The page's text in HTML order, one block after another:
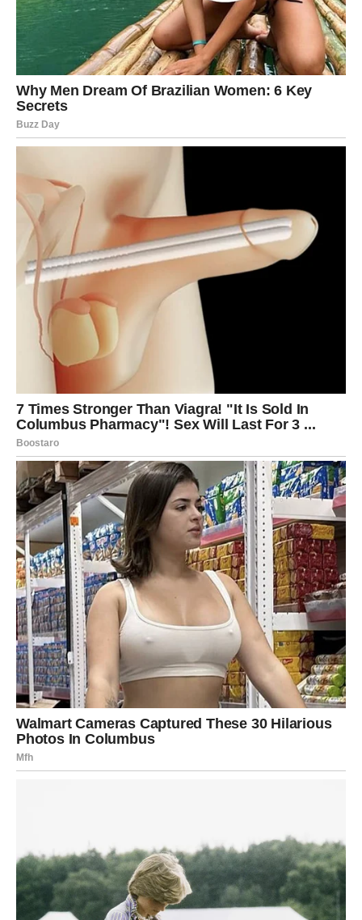
nešto pomera u vašu korist. Za Rakove koji rade privatno
ili porodični posao, ovo je vreme kada sedonose mudre i
oprezne odluke.
NOVAC – STABILIZACIJA I
OLAKŠANJE
Finansijska situacija Rakova u ovom periodu ide ka
postepenom smirenju
. Možda ste u prethodnom periodu
brinuli zbog novca, ali sada dolazi osećaj da se stvari
polako dovode u red. Ovo nije vreme velikih rizika, već
pametnog upravljanja i planiranja.
Mogući su troškovi vezani za dom, porodicu ili obaveze,
ali isto tako i vest koja donosi olakšanje
ili dogovor koji vam vraća osećaj sigurnosti. Zvezde
savetuju da se oslonite na proverene izvore prihoda i da
ne pozajmljujete više nego što možete da vratite.
PORODICA I BLISKI ODNOSI –
EMOTIVNO ČIŠĆENJE
Porodica je u centru zbivanja. Rakovi mogu imati potrebu
da se povuku, razmisle i sagledaju odnose koji ih
okružuju. Mogući su emotivni razgovori, prisećanja i
razrešenja starih tema koje su vas dugo bolele.
Vi sada imate snagu daoproštajem oslobodite sebe, ne
zato što je neko zaslužio, već zato što vi zaslužujete mir.
Ipak, učite i da postavite granice – više ne želite da vas
iko emotivno iscrpljuje ili manipuliše vašim osećanjima.
ZDRAVLJE – DUŠA TRAŽI
Zdravlje Rakova u ovom periodu je direktno povezano sa
emocijama. Umor, pad energije ili promenljivo
raspoloženje znak su da vam je potrebanodmor i
emotivno pražnjenje. Obratite pažnju na stomak, varenje